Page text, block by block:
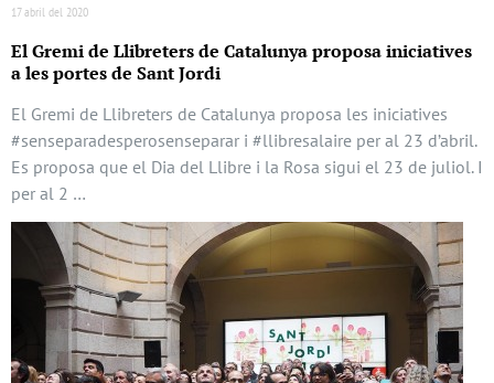
17 abril del 2020
El Gremi de Llibreters de Catalunya proposa iniciatives
a les portes de Sant Jordi
El Gremi de Llibreters de Catalunya proposa les iniciatives
#senseparadesperosenseparar i #llibresalaire per al 23 d’abril.
Es proposa que el Dia del Llibre i la Rosa sigui el 23 de juliol. I
per al 2 …